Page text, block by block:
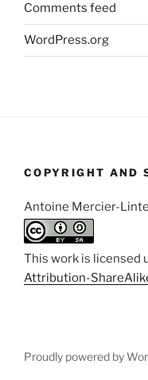
Comments feed
WordPress.org
COPYRIGHT AND
Antoine Mercier-
This work is licensed
Attribution-
Proudly powered by